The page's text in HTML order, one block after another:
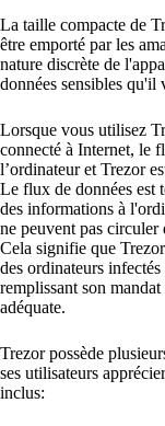
La taille compacte de
être emporté par les
nature discrète de
données sensibles qu'il
Lorsque vous utilisez
connecté à Internet, le
l’ordinateur et Trezor
Le flux de données est
des informations à
ne peuvent pas circuler
Cela signifie que
des ordinateurs
remplissant son
adéquate.
Trezor possède
ses utilisateurs
inclus: